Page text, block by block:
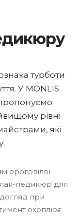
турботи
У MONLIS
рівні
які
ороговілої
педикюр для
при
охоплює